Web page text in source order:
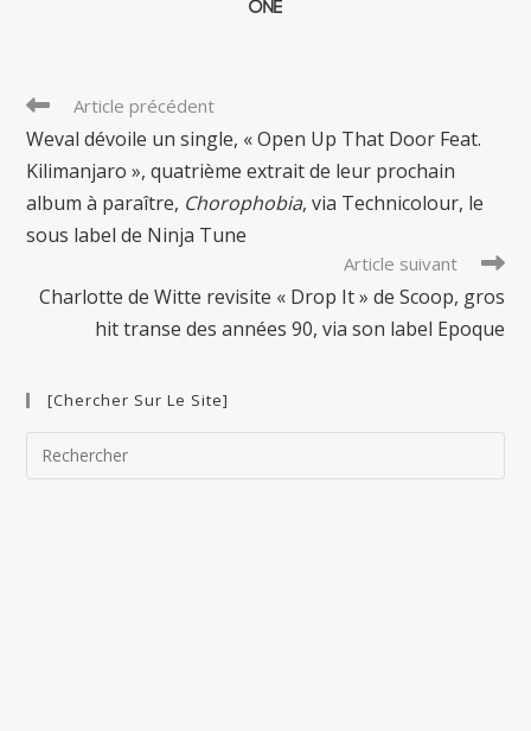
One
Read
more
articles
Article précédent
Weval dévoile un single, « Open Up That Door Feat.
Kilimanjaro », quatrième extrait de leur prochain
album à paraître, Chorophobia, via Technicolour, le
sous label de Ninja Tune
Article suivant
Charlotte de Witte revisite « Drop It » de Scoop, gros
hit transe des années 90, via son label Epoque
[Chercher Sur Le Site]